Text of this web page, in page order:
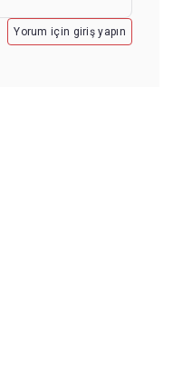
Yorum için giriş yapın